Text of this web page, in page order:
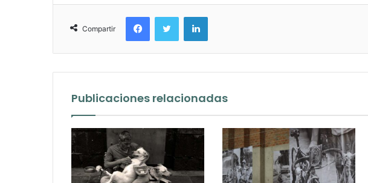
Compartir
FacebookTwitter LinkedIn
Publicaciones relacionadas